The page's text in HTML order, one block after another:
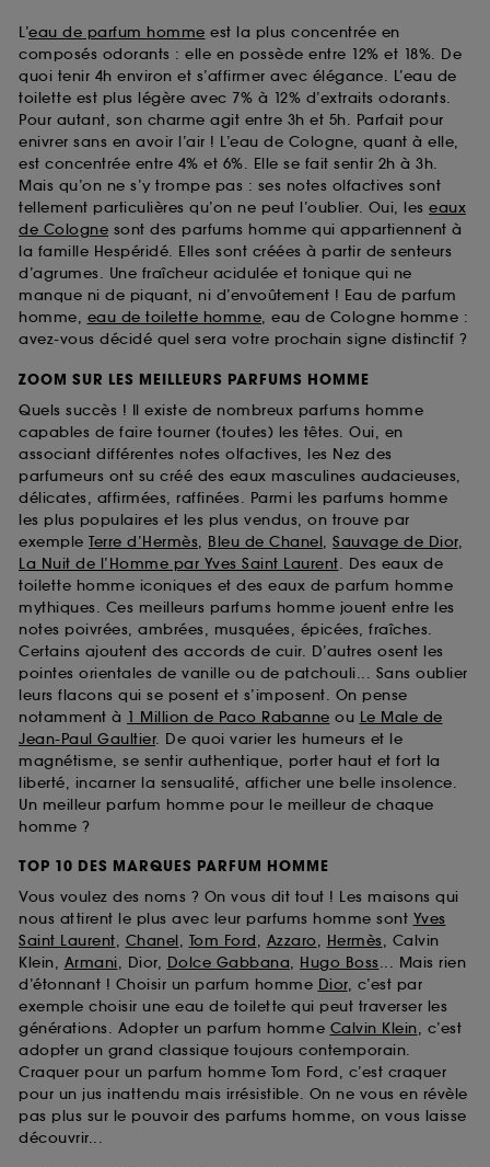
L’eau de parfum homme est la plus concentrée en
composés odorants : elle en possède entre 12% et 18%. De
quoi tenir 4h environ et s’affirmer avec élégance. L’eau de
toilette est plus légère avec 7% à 12% d’extraits odorants.
Pour autant, son charme agit entre 3h et 5h. Parfait pour
enivrer sans en avoir l’air ! L’eau de Cologne, quant à elle,
est concentrée entre 4% et 6%. Elle se fait sentir 2h à 3h.
Mais qu’on ne s’y trompe pas : ses notes olfactives sont
tellement particulières qu’on ne peut l’oublier. Oui, les eaux
de Cologne sont des parfums homme qui appartiennent à
la famille Hespéridé. Elles sont créées à partir de senteurs
d’agrumes. Une fraîcheur acidulée et tonique qui ne
manque ni de piquant, ni d’envoûtement ! Eau de parfum
homme, eau de toilette homme, eau de Cologne homme :
avez-vous décidé quel sera votre prochain signe distinctif ?
ZOOM SUR LES MEILLEURS PARFUMS HOMME
Quels succès ! Il existe de nombreux parfums homme
capables de faire tourner (toutes) les têtes. Oui, en
associant différentes notes olfactives, les Nez des
parfumeurs ont su créé des eaux masculines audacieuses,
délicates, affirmées, raffinées. Parmi les parfums homme
les plus populaires et les plus vendus, on trouve par
exemple Terre d’Hermès, Bleu de Chanel, Sauvage de Dior,
La Nuit de l’Homme par Yves Saint Laurent. Des eaux de
toilette homme iconiques et des eaux de parfum homme
mythiques. Ces meilleurs parfums homme jouent entre les
notes poivrées, ambrées, musquées, épicées, fraîches.
Certains ajoutent des accords de cuir. D’autres osent les
pointes orientales de vanille ou de patchouli... Sans oublier
leurs flacons qui se posent et s’imposent. On pense
notamment à 1 Million de Paco Rabanne ou Le Male de
Jean-Paul Gaultier. De quoi varier les humeurs et le
magnétisme, se sentir authentique, porter haut et fort la
liberté, incarner la sensualité, afficher une belle insolence.
Un meilleur parfum homme pour le meilleur de chaque
homme ?
TOP 10 DES MARQUES PARFUM HOMME
Vous voulez des noms ? On vous dit tout ! Les maisons qui
nous attirent le plus avec leur parfums homme sont Yves
Saint Laurent, Chanel, Tom Ford, Azzaro, Hermès, Calvin
Klein, Armani, Dior, Dolce Gabbana, Hugo Boss... Mais rien
d’étonnant ! Choisir un parfum homme Dior, c’est par
exemple choisir une eau de toilette qui peut traverser les
générations. Adopter un parfum homme Calvin Klein, c’est
adopter un grand classique toujours contemporain.
Craquer pour un parfum homme Tom Ford, c’est craquer
pour un jus inattendu mais irrésistible. On ne vous en révèle
pas plus sur le pouvoir des parfums homme, on vous laisse
découvrir...